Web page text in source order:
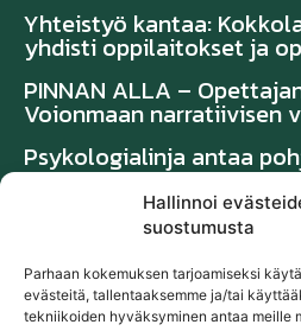
Hallinnoi
suostumusta
Parhaan kokemuksen tarjoamiseksi
evästeitä, tallentaaksemme ja/tai
tekniikoiden hyväksyminen antaa meille
Yhteistyö kantaa:
yhdisti oppilaitokset ja
PINNAN ALLA –
Voionmaan narratiivisen
Psykologialinja antaa
Suosituimmat
TAMPERE – SUOMI –